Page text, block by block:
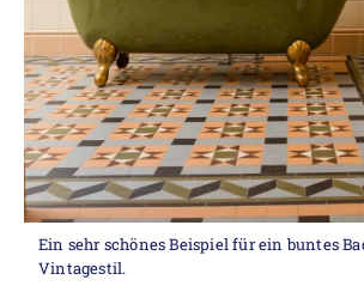
Ein sehr schönes Beispiel für ein buntes
Vintagestil.